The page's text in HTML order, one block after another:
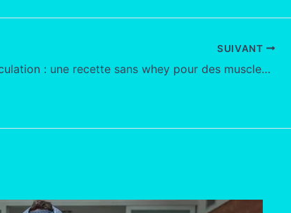
SUIVANT
Pancakes musculation : une recette sans whey pour des muscles au top